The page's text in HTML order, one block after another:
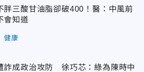
胖三酸甘油脂卻破400！醫：中風前
會知道
健康
詐成政治攻防 徐巧芯：綠為陳時中